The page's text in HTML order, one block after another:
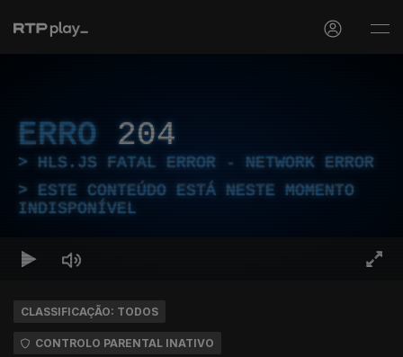
ERRO 204
HLS.JS FATAL ERROR - NETWORK ERROR
ESTE CONTEÚDO ESTÁ NESTE MOMENTO
INDISPONÍVEL
CLASSIFICAÇÃO: TODOS
CONTROLO PARENTAL INATIVO